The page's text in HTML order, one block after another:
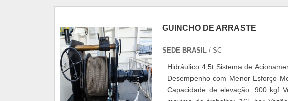
GUINCHO DE ARRASTE
SEDE BRASIL/ SC
Hidráulico 4,5t Sistema de
Desempenho com Menor Esforço
Capacidade de elevação: 900 kgf